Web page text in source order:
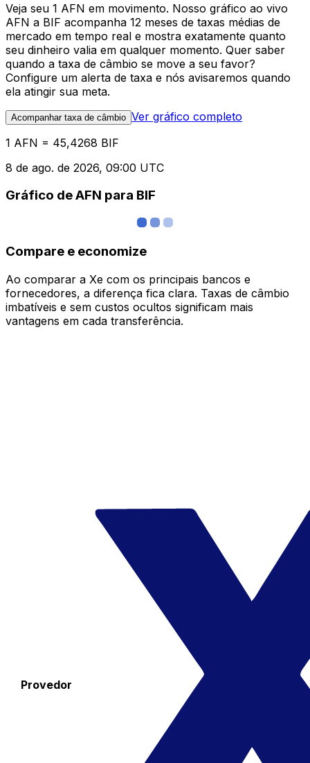
Veja seu 1 AFN em movimento. Nosso gráfico ao vivo
AFN a BIF acompanha 12 meses de taxas médias de
mercado em tempo real e mostra exatamente quanto
seu dinheiro valia em qualquer momento. Quer saber
quando a taxa de câmbio se move a seu favor?
Configure um alerta de taxa e nós avisaremos quando
ela atingir sua meta.
Acompanhar taxa de câmbio Ver gráfico completo
1 AFN = 45,4268 BIF
8 de ago. de 2026, 09:00 UTC
Gráfico de AFN para BIF
Compare e economize
Ao comparar a Xe com os principais bancos e
fornecedores, a diferença fica clara. Taxas de câmbio
imbatíveis e sem custos ocultos significam mais
vantagens em cada transferência.
Provedor